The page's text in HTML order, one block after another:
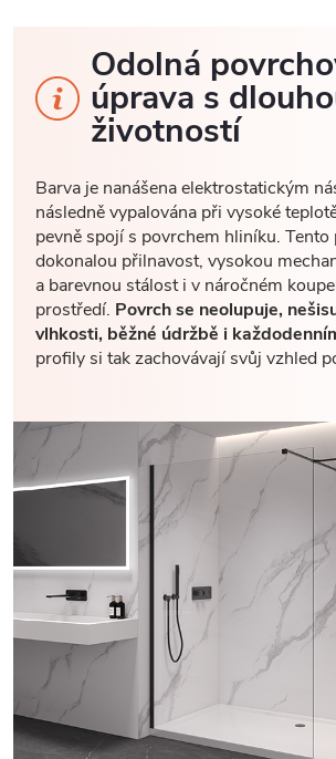
Odolná
úprava s
životností
Barva je nanášena elektrostatickým
následně vypalována při vysoké
pevně spojí s povrchem hliníku.
dokonalou přilnavost, vysokou
a barevnou stálost i v náročném
prostředí. Povrch se neolupuje,
vlhkosti, běžné údržbě i
profily si tak zachovávají svůj vzhled